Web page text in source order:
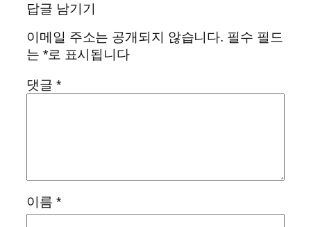
답글 남기기
이메일 주소는 공개되지 않습니다. 필수 필드
는 *로 표시됩니다
댓글 *
이름 *